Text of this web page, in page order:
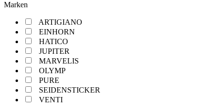
Marken
ARTIGIANO
EINHORN
HATICO
JUPITER
MARVELIS
OLYMP
PURE
SEIDENSTICKER
VENTI